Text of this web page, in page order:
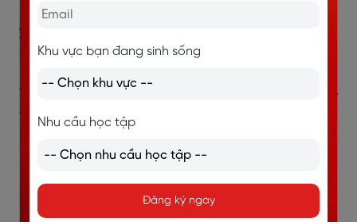
3.2. Tương tác bằng tiếng Anh nhiều
nhất có thể
Trong mỗi buổi học, hãy cố gắng sử dụng tiếng Anh để
trao đổi, đặt câu hỏi, hoặc thảo luận. Đừng ngại mắc
bộ. Việc thực hành tiếng Anh thường xuyên trong lớp
Mẹo thực hành:
Khu vực bạn đang sinh sống
Nhu cầu học tập
Đăng ký ngay